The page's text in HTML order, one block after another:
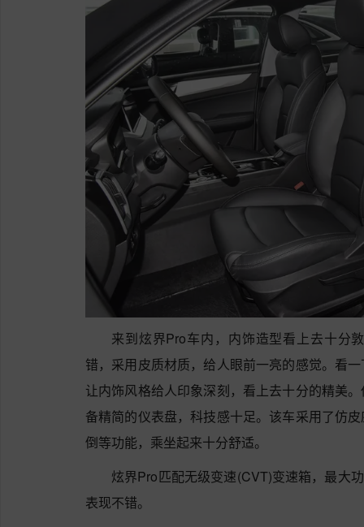
来到炫界Pro车内，内饰造型看上去十分
错，采用皮质材质，给人眼前一亮的感觉。看
让内饰风格给人印象深刻，看上去十分的精美
备精简的仪表盘，科技感十足。该车采用了仿
倒等功能，乘坐起来十分舒适。
炫界Pro匹配无级变速(CVT)变速箱，最大
表现不错。